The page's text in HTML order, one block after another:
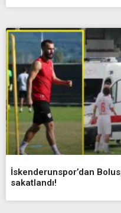
İskenderunspor’dan
sakatlandı!